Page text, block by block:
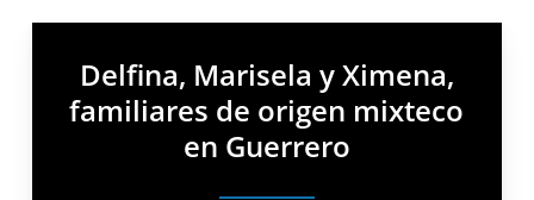
Delfina, Marisela y Ximena,
familiares de origen mixteco
en Guerrero